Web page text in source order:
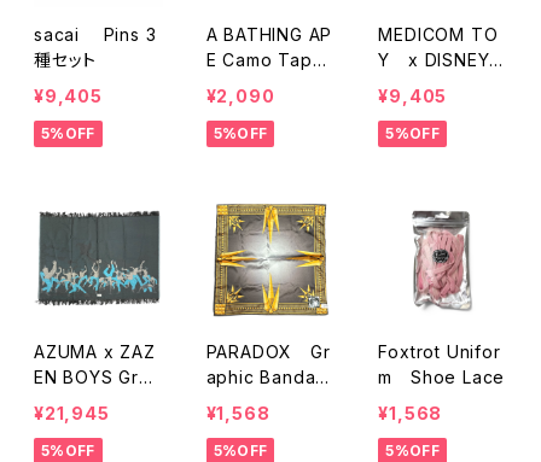
sacai Pins 3
種セット
¥9,405
5%OFF
A BATHING AP
E Camo Tape
2種
¥2,090
5%OFF
MEDICOM TO
Y x DISNEY
Mickey&Minni
e Set Bearbric
k 100%【開封
¥9,405
5%OFF
AZUMA x ZAZ
EN BOYS Grap
hic stole
¥21,945
5%OFF
PARADOX Gr
aphic Bandan
a
¥1,568
5%OFF
Foxtrot Unifor
m Shoe Lace
¥1,568
5%OFF